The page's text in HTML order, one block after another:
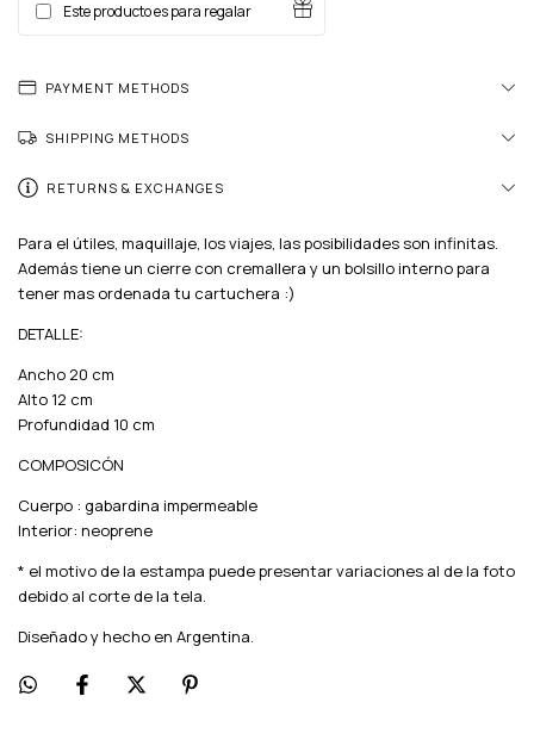
Este producto es para regalar
PAYMENT METHODS
SHIPPING METHODS
RETURNS & EXCHANGES
Para el útiles, maquillaje, los viajes, las posibilidades son infinitas.
Además tiene un cierre con cremallera y un bolsillo interno para
tener mas ordenada tu cartuchera :)
DETALLE:
Ancho 20 cm
Alto 12 cm
Profundidad 10 cm
COMPOSICÓN
Cuerpo : gabardina impermeable
Interior: neoprene
* el motivo de la estampa puede presentar variaciones al de la foto
debido al corte de la tela.
Diseñado y hecho en Argentina.